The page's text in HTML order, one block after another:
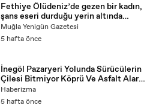
Fethiye Ölüdeniz’de gezen bir kadın,
şans eseri durduğu yerin altında
yüzlerce Deniz Anası gördü…
Muğla Yenigün Gazetesi
5 hafta önce
İnegöl Pazaryeri Yolunda Sürücülerin
Çilesi Bitmiyor Köprü Ve Asfalt Alarm
Veriyor
Haberizma
5 hafta önce